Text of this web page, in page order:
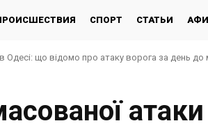
СПОРТ СТАТЬИ
Одесі: що відомо про атаку ворога за день до